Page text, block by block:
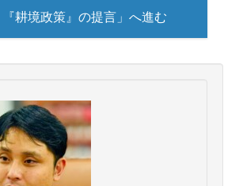
耕境政策』の提言」へ進む